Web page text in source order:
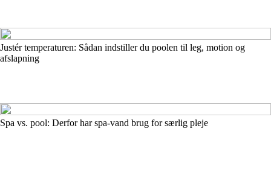
Justér temperaturen: Sådan indstiller du poolen til leg, motion og
afslapning
Spa vs. pool: Derfor har spa-vand brug for særlig pleje